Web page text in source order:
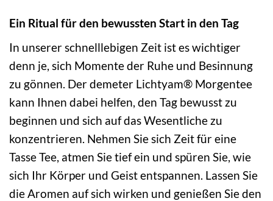
Ein Ritual für den bewussten Start in den Tag
In unserer schnelllebigen Zeit ist es wichtiger
denn je, sich Momente der Ruhe und Besinnung
zu gönnen. Der demeter Lichtyam® Morgentee
kann Ihnen dabei helfen, den Tag bewusst zu
beginnen und sich auf das Wesentliche zu
konzentrieren. Nehmen Sie sich Zeit für eine
Tasse Tee, atmen Sie tief ein und spüren Sie, wie
sich Ihr Körper und Geist entspannen. Lassen Sie
die Aromen auf sich wirken und genießen Sie den